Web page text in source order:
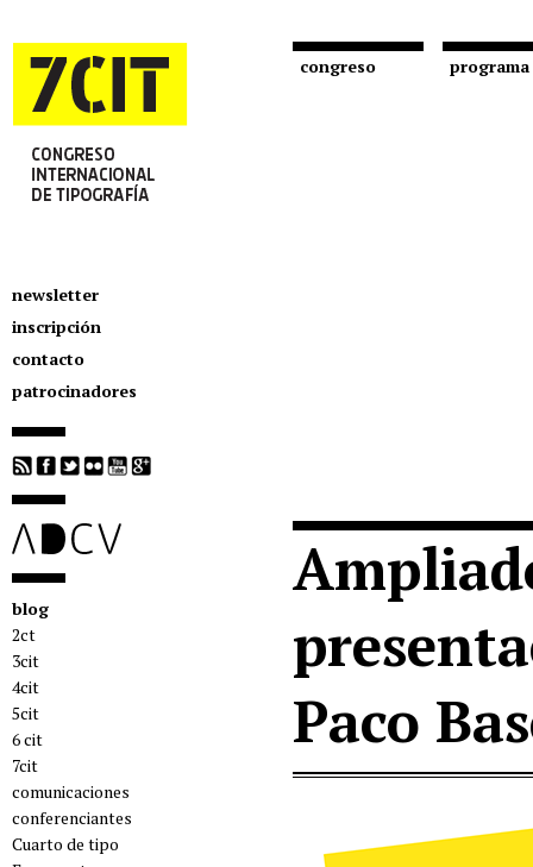
newsletter
inscripción
contacto
patrocinadores
blog
2ct
3cit
4cit
5cit
6 cit
7cit
comunicaciones
conferenciantes
Cuarto de tipo
congreso programa
Paco